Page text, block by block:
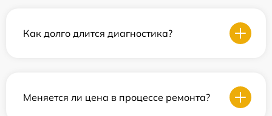
Как долго длится диагностика?
Меняется ли цена в процессе ремонта?